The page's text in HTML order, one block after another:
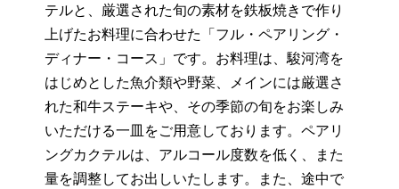
テルと、厳選された旬の素材を鉄板焼きで作り
上げたお料理に合わせた「フル・ペアリング・
ディナー・コース」です。お料理は、駿河湾を
はじめとした魚介類や野菜、メインには厳選さ
れた和牛ステーキや、その季節の旬をお楽しみ
いただける一皿をご用意しております。ペアリ
ングカクテルは、アルコール度数を低く、また
量を調整してお出しいたします。また、途中で